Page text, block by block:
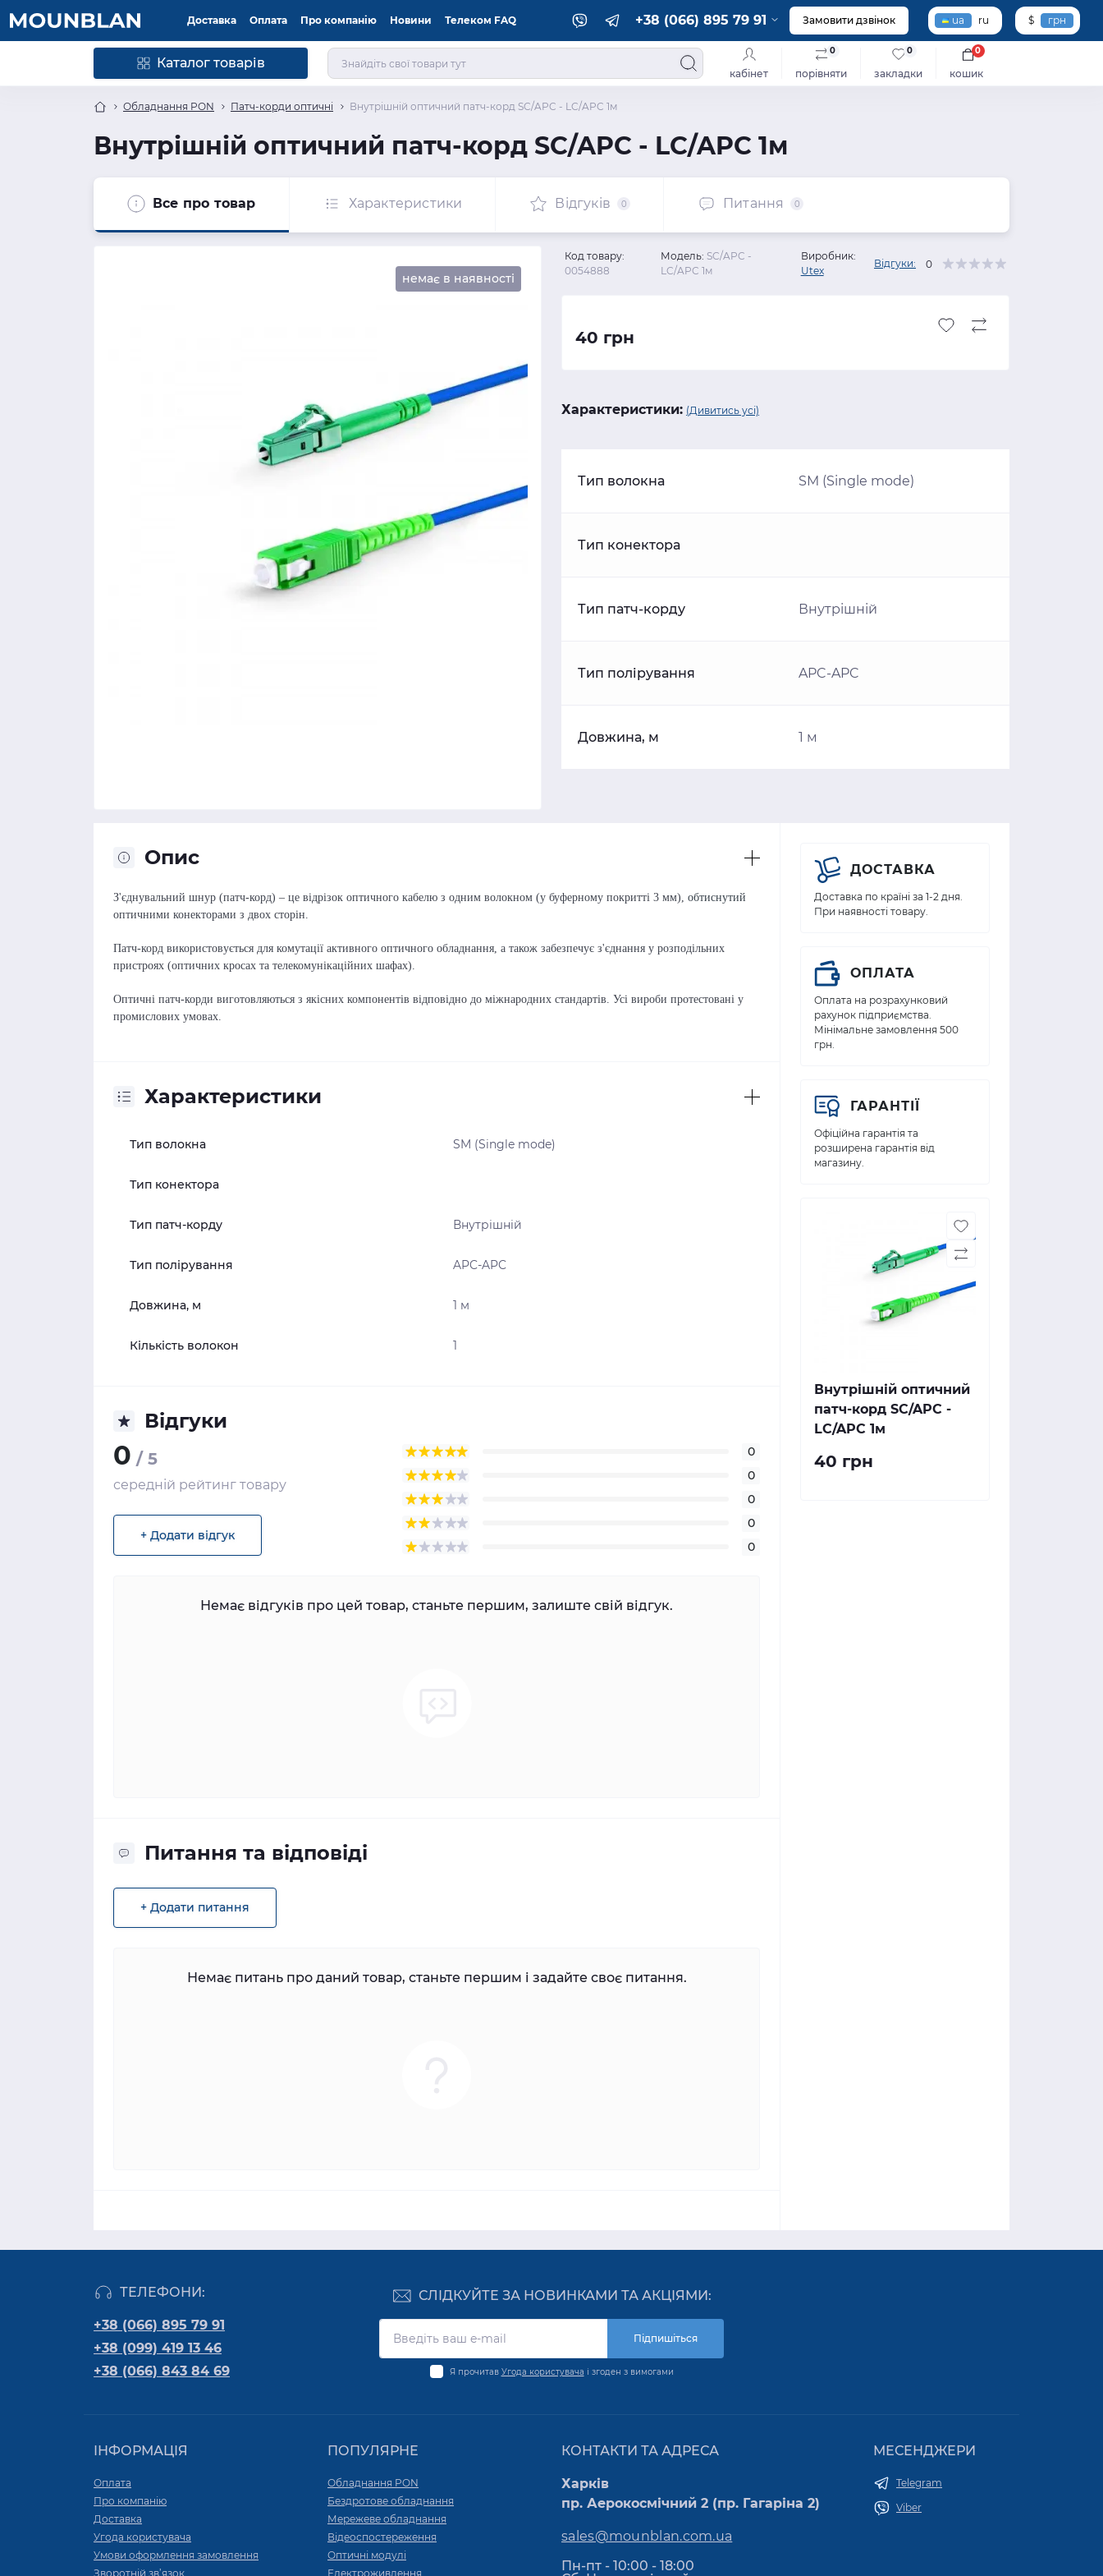
Доставка Оплата Про компанію Новини Телеком FAQ +38 (066) 895 79 91 Замовити дзвінок ua ru $ грн
Каталог товарів
кабінет порівняти
0
закладки
0
кошик
0
Обладнання PON Патч-корди оптичні Внутрішній оптичний патч-корд SC/APC - LC/APC 1м
Внутрішній оптичний патч-корд SC/APC - LC/APC 1м
Все про товар Характеристики Відгуків 0 Питання 0
немає в наявності
Код товару:
0054888
Модель: SC/APC -
LC/APC 1м
Виробник:
Utex
Відгуки: 0
40 грн
Характеристики: (Дивитись усі)
Тип волокна SM (Single mode)
Тип конектора
Тип патч-корду Внутрішній
Тип полірування APC-APC
Довжина, м 1 м
Опис
З'єднувальний шнур (патч-корд) – це відрізок оптичного кабелю з одним волокном (у буферному покритті 3 мм), обтиснутий
оптичними конекторами з двох сторін.
Патч-корд використовується для комутації активного оптичного обладнання, а також забезпечує з'єднання у розподільних
пристроях (оптичних кросах та телекомунікаційних шафах).
Оптичні патч-корди виготовляються з якісних компонентів відповідно до міжнародних стандартів. Усі вироби протестовані у
промислових умовах.
Характеристики
Тип волокна SM (Single mode)
Тип конектора
Тип патч-корду Внутрішній
Тип полірування APC-APC
Довжина, м 1 м
Кількість волокон 1
Відгуки
0 / 5
середній рейтинг товару
+ Додати відгук
0
0
0
0
0
Немає відгуків про цей товар, станьте першим, залиште свій відгук.
Питання та відповіді
+ Додати питання
Немає питань про даний товар, станьте першим і задайте своє питання.
ДОСТАВКА
Доставка по країні за 1-2 дня.
При наявності товару.
ОПЛАТА
Оплата на розрахунковий
рахунок підприємства.
Мінімальне замовлення 500
грн.
ГАРАНТІЇ
Офіційна гарантія та
розширена гарантія від
магазину.
Внутрішній оптичний
патч-корд SC/APC -
LC/APC 1м
40 грн
ТЕЛЕФОНИ:
+38 (066) 895 79 91
+38 (099) 419 13 46
+38 (066) 843 84 69
СЛІДКУЙТЕ ЗА НОВИНКАМИ ТА АКЦІЯМИ:
Підпишіться
Я прочитав Угода користувача і згоден з вимогами
ІНФОРМАЦІЯ
Оплата
Про компанію
Доставка
Угода користувача
Умови оформлення замовлення
Зворотній зв’язок
ПОПУЛЯРНЕ
Обладнання PON
Бездротове обладнання
Мережеве обладнання
Відеоспостереження
Оптичні модулі
Електроживлення
КОНТАКТИ ТА АДРЕСА
Харків
пр. Аерокосмічний 2 (пр. Гагаріна 2)
sales@mounblan.com.ua
Пн-пт - 10:00 - 18:00
МЕСЕНДЖЕРИ
Telegram
Viber